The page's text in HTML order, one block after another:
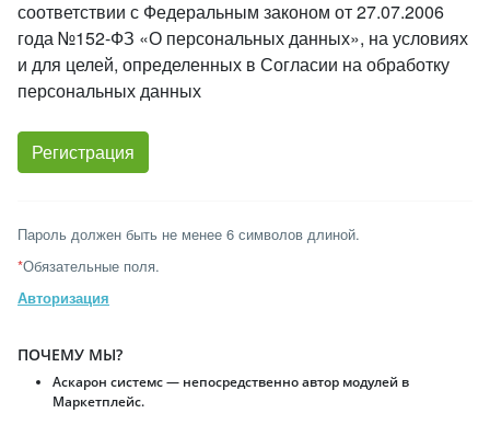
соответствии с Федеральным законом от 27.07.2006
года №152-ФЗ «О персональных данных», на условиях
и для целей, определенных в Согласии на обработку
персональных данных
Пароль должен быть не менее 6 символов длиной.
*Обязательные поля.
Авторизация
ПОЧЕМУ МЫ?
Аскарон системс — непосредственно автор модулей в
Маркетплейс.